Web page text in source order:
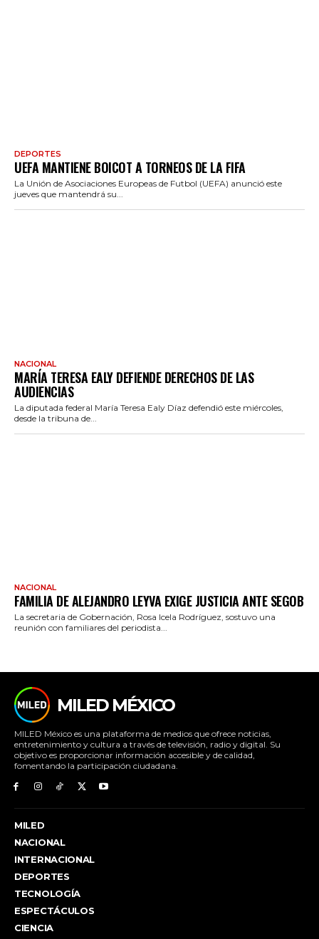
DEPORTES
UEFA MANTIENE BOICOT A TORNEOS DE LA FIFA
La Unión de Asociaciones Europeas de Futbol (UEFA) anunció este
jueves que mantendrá su...
NACIONAL
MARÍA TERESA EALY DEFIENDE DERECHOS DE LAS
AUDIENCIAS
La diputada federal María Teresa Ealy Díaz defendió este miércoles,
desde la tribuna de...
NACIONAL
FAMILIA DE ALEJANDRO LEYVA EXIGE JUSTICIA ANTE SEGOB
La secretaria de Gobernación, Rosa Icela Rodríguez, sostuvo una
reunión con familiares del periodista...
MILED MÉXICO
MILED México es una plataforma de medios que ofrece noticias,
entretenimiento y cultura a través de televisión, radio y digital. Su
objetivo es proporcionar información accesible y de calidad,
fomentando la participación ciudadana.
MILED
NACIONAL
INTERNACIONAL
DEPORTES
TECNOLOGÍA
ESPECTÁCULOS
CIENCIA